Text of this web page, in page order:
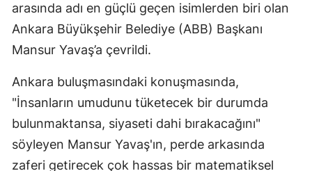
arasında adı en güçlü geçen isimlerden biri olan
Ankara Büyükşehir Belediye (ABB) Başkanı
Mansur Yavaş’a çevrildi.
Ankara buluşmasındaki konuşmasında,
"İnsanların umudunu tüketecek bir durumda
bulunmaktansa, siyaseti dahi bırakacağını"
söyleyen Mansur Yavaş'ın, perde arkasında
zaferi getirecek çok hassas bir matematiksel